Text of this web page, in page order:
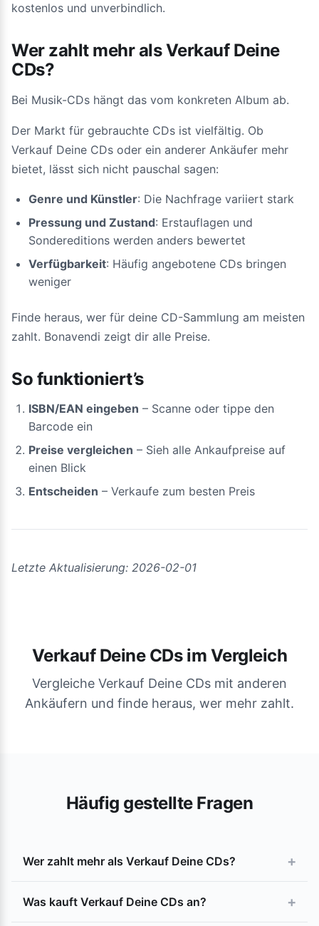
kostenlos und unverbindlich.
Wer zahlt mehr als Verkauf Deine
CDs?
Bei Musik-CDs hängt das vom konkreten Album ab.
Der Markt für gebrauchte CDs ist vielfältig. Ob
Verkauf Deine CDs oder ein anderer Ankäufer mehr
bietet, lässt sich nicht pauschal sagen:
Genre und Künstler: Die Nachfrage variiert stark
Pressung und Zustand: Erstauflagen und
Sondereditions werden anders bewertet
Verfügbarkeit: Häufig angebotene CDs bringen
weniger
Finde heraus, wer für deine CD-Sammlung am meisten
zahlt. Bonavendi zeigt dir alle Preise.
So funktioniert’s
ISBN/EAN eingeben – Scanne oder tippe den
Barcode ein
Preise vergleichen – Sieh alle Ankaufpreise auf
einen Blick
Entscheiden – Verkaufe zum besten Preis
Letzte Aktualisierung: 2026-02-01
Verkauf Deine CDs im Vergleich
Vergleiche Verkauf Deine CDs mit anderen
Ankäufern und finde heraus, wer mehr zahlt.
Häufig gestellte Fragen
Wer zahlt mehr als Verkauf Deine CDs? +
Was kauft Verkauf Deine CDs an? +